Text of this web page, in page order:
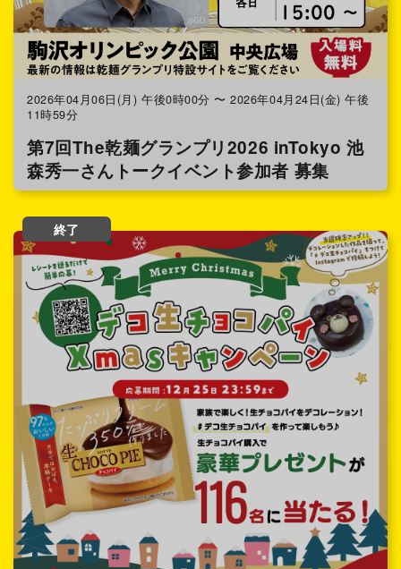
2026年04月06日(月) 午後0時00分 〜 2026年04月24日(金) 午後
11時59分
第7回The乾麺グランプリ2026 inTokyo 池
森秀一さんトークイベント参加者 募集
終了